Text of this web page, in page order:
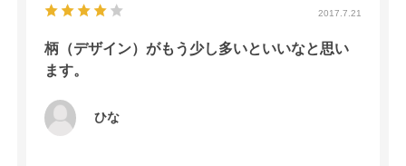
2017.7.21
柄（デザイン）がもう少し多いといいなと思い
ます。
ひな